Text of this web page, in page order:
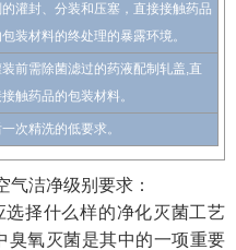
灌封、分装和压塞，直接接触药品
包装材料的终处理的暴露环境。
前需除菌滤过的药液配制轧盖,直
触药品的包装材料。
一次精洗的低要求。
洁净级别要求：
择什么样的净化灭菌工艺
臭氧灭菌是其中的一项重要